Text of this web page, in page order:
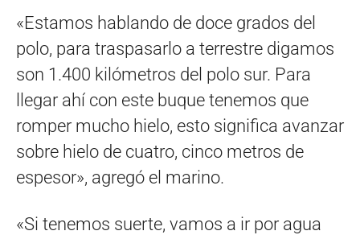
«Estamos hablando de doce grados del
polo, para traspasarlo a terrestre digamos
son 1.400 kilómetros del polo sur. Para
llegar ahí con este buque tenemos que
romper mucho hielo, esto significa avanzar
sobre hielo de cuatro, cinco metros de
espesor», agregó el marino.
«Si tenemos suerte, vamos a ir por agua